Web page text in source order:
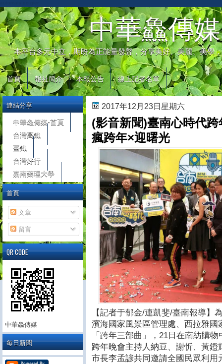
中華鱻傳媒
本平台多元中立，期盼為正能量發聲，分享美好、美麗、美學
首頁 報社簡介 本報公告 線上記者名單
2017年12月23日星期六
(影音新聞)臺南心時代
瘋跨年×迎曙光
【記者于郁金/連凱斐/臺南報導】
濱海國家風景區管理處、西拉雅
「跨年三部曲」，21日在南紡購
跨年晚會主持人納豆、謝忻、黃
市長李孟諺共同邀請全國民眾利
連結分享
中華鱻傳媒-首頁
台灣高鐵
臺鐵
台灣好行
嘉南藥理大學
首頁
文章
留言
QR CODE
中華鱻傳媒
每日新聞